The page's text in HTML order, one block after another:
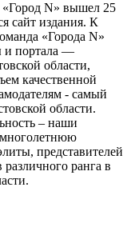
N» вышел 25
сайт издания. К
«Города N»
и портала —
области,
качественной
- самый
области.
– наши
многолетнюю
представителей
ранга в